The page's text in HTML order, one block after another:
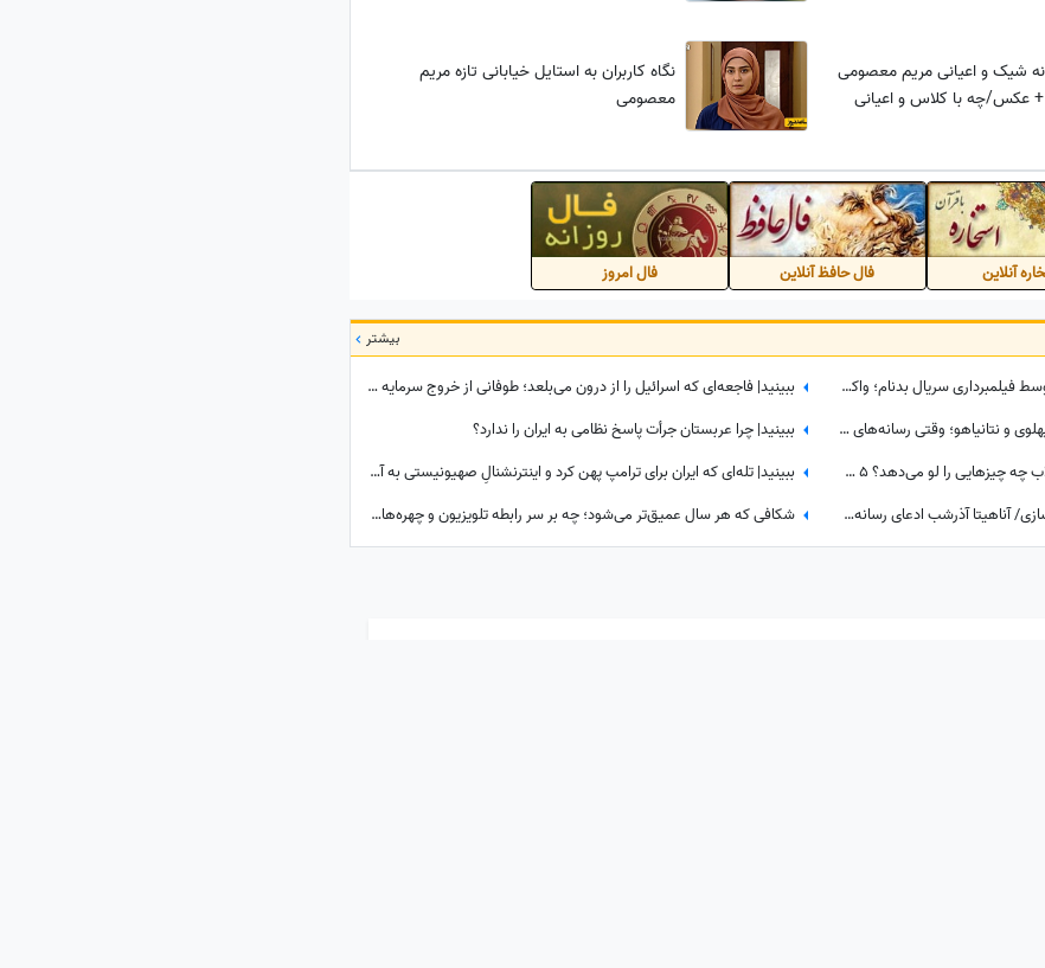
شیک و اعیانی مریم معصومی
+ عکس/چه با کلاس و اعیانی
نگاه کاربران به استایل خیابانی تازه مریم
معصومی
آنلاین فال حافظ آنلاین فال امروز
بیشتر
ببینید| متلک غیرمنتظره به سینا مهراد وسط فیلمبرداری سریال بدنام؛ واکنش طبیعی او همه را غافلگیر کرد
ببینید| فاجعه‌ای که اسرائیل را از درون می‌بلعد؛ طوفانی از خروج سرمایه و نخبگان که نتانیاهو را به خاک سیاه نشاند!
ببینید| پرده‌برداری از ائتلاف پنهانی رضا پهلوی و نتانیاهو؛ وقتی رسانه‌های معاند هم به بی‌عرضگی اپوزیسیون اعتراف می‌کنند!
ببینید| چرا عربستان جرأت پاسخ نظامی به ایران را ندارد؟
تماشا کنید| یک فایل صوتی از رهبر انقلاب چه چیزهایی را لو می‌دهد؟ 5 سرنخ پنهان در یک صدا که چیزی از آن نمی‌دانستید
ببینید| تله‌ای که ایران برای ترامپ پهن کرد و اینترنشنالِ صهیونیستی به آن اعتراف کرد!
من زنده‌ام! رسوایی جدید پروژه‌ کشته‌سازی/ آناهیتا آذرشب ادعای رسانه‌های معاند درباره کشته‌شدنش را تکذیب کرد
شکافی که هر سال عمیق‌تر می‌شود؛ چه بر سر رابطه تلویزیون و چهره‌های محبوب آمد؟